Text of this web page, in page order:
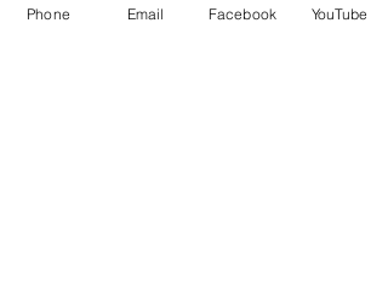
Phone Email Facebook YouTube